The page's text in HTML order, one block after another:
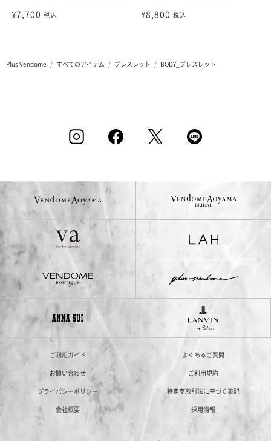
¥7,700税込 ¥8,800税込
Plus Vendome すべてのアイテム ブレスレット BODY_ブレスレット
ご利用ガイド
よくあるご質問
お問い合わせ
ご利用規約
プライバシーポリシー
特定商取引法に基づく表記
会社概要
採用情報